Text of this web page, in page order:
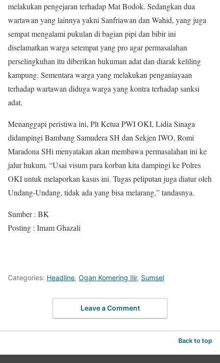
melakukan pengejaran terhadap Mat Bodok. Sedangkan dua
wartawan yang lainnya yakni Sanfriawan dan Wahid, yang juga
sempat mengalami pukulan di bagian pipi dan bibir ini
diselamatkan warga setempat yang pro agar permasalahan
perselingkuhan itu diberikan hukuman adat dan diarak keliling
kampung. Sementara warga yang melakukan penganiayaan
terhadap wartawan diduga warga yang kontra terhadap sanksi
adat.
Menanggapi peristiwa ini, Plt Ketua PWI OKI, Lidia Sinaga
didampingi Bambang Samudera SH dan Sekjen IWO, Romi
Maradona SHi menyatakan akan membawa permasalahan ini ke
jalur hukum. “Usai visum para korban kita dampingi ke Polres
OKI untuk melaporkan kasus ini. Tugas peliputan juga diatur oleh
Undang-Undang, tidak ada yang bisa melarang,” tandasnya.
Sumber : BK
Posting : Imam Ghazali
Categories: Headline, Ogan Komering Ilir, Sumsel
Leave a Comment
Back to top